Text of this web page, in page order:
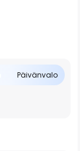
Päivänvalo